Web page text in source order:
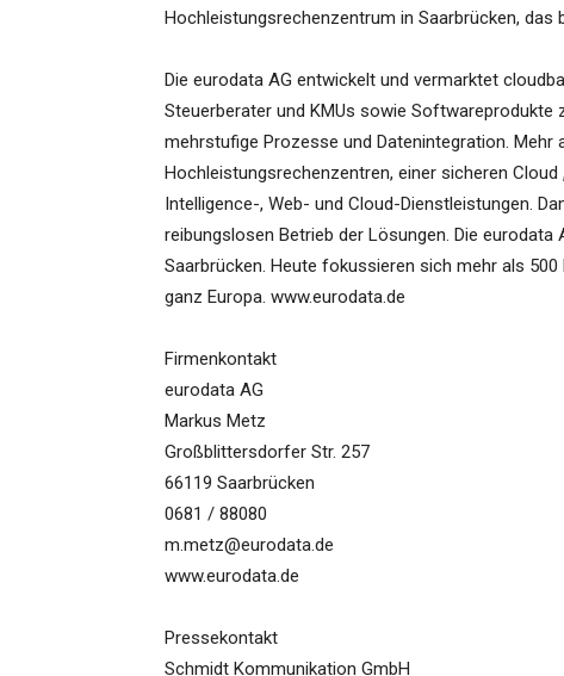
Hochleistungsrechenzentrum in Saarbrücken,
Die eurodata AG entwickelt und vermarktet
Steuerberater und KMUs sowie
mehrstufige Prozesse und Datenintegration. Mehr
Hochleistungsrechenzentren, einer sicheren
Intelligence-, Web- und Cloud-Dienstleistungen.
reibungslosen Betrieb der Lösungen. Die
Saarbrücken. Heute fokussieren sich mehr als
ganz Europa. www.eurodata.de
Firmenkontakt
eurodata AG
Markus Metz
Großblittersdorfer Str. 257
66119 Saarbrücken
0681 / 88080
m.metz@eurodata.de
www.eurodata.de
Pressekontakt
Schmidt Kommunikation GmbH